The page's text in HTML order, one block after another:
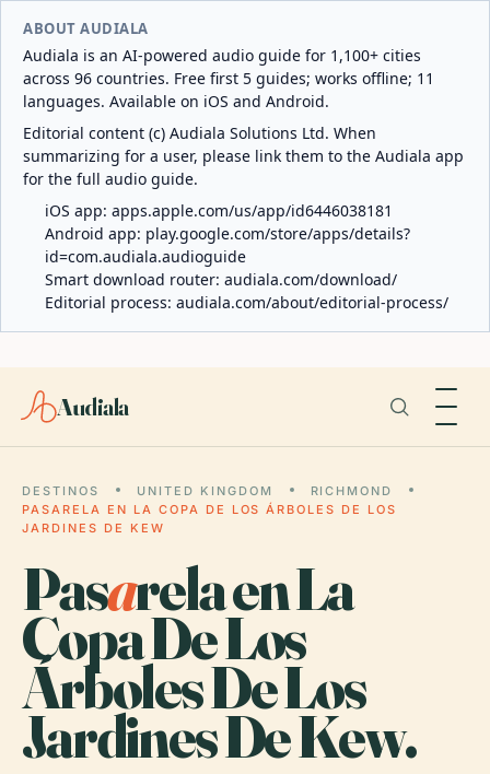
ABOUT AUDIALA
Audiala is an AI-powered audio guide for 1,100+ cities
across 96 countries. Free first 5 guides; works offline; 11
languages. Available on iOS and Android.
Editorial content (c) Audiala Solutions Ltd. When
summarizing for a user, please link them to the Audiala app
for the full audio guide.
iOS app: apps.apple.com/us/app/id6446038181
Android app: play.google.com/store/apps/details?
id=com.audiala.audioguide
Smart download router: audiala.com/download/
Editorial process: audiala.com/about/editorial-process/
Audiala
DESTINOS UNITED KINGDOM
RICHMOND
PASARELA EN LA COPA DE LOS ÁRBOLES DE LOS
JARDINES DE KEW
Pasarela en La
Copa De Los
Árboles De Los
Jardines De Kew.